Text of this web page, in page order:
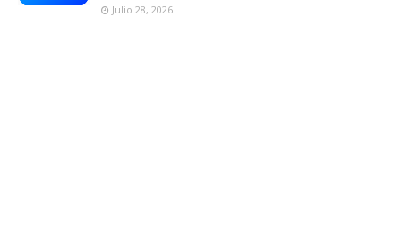
Julio 28, 2026